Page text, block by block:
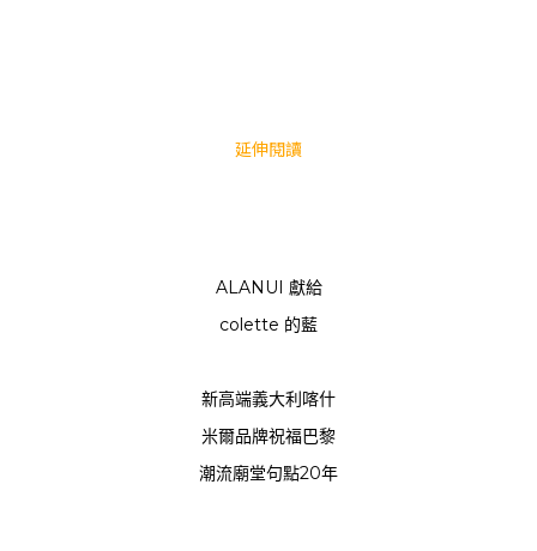
延伸閱讀
ALANUI 獻給
colette 的藍
新高端義大利喀什
米爾品牌祝福巴黎
潮流廟堂句點20年